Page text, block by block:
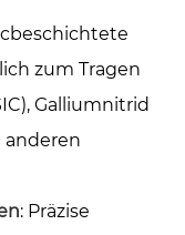
zum Tragen
Galliumnitrid
anderen
: Präzise